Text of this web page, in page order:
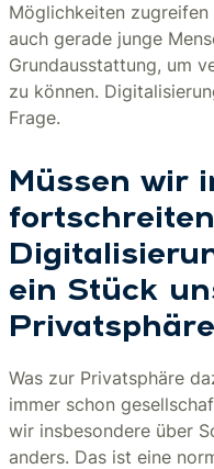
Möglichkeiten zugreifen
auch gerade junge
Grundausstattung, um
zu können.
Frage.
Müssen wir
ein Stück
Was zur Privatsphäre
immer schon
wir insbesondere über
anders. Das ist eine